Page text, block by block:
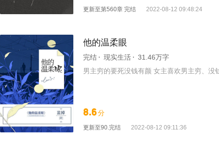
更新至第560章 完结 2022-08-12 09:48:24
他的温柔眼
完结 现实生活
31.46万字
男主穷的要死没钱有颜 女主喜欢男主穷、
8.6分
更新至90.完结 2022-08-12 09:11:36